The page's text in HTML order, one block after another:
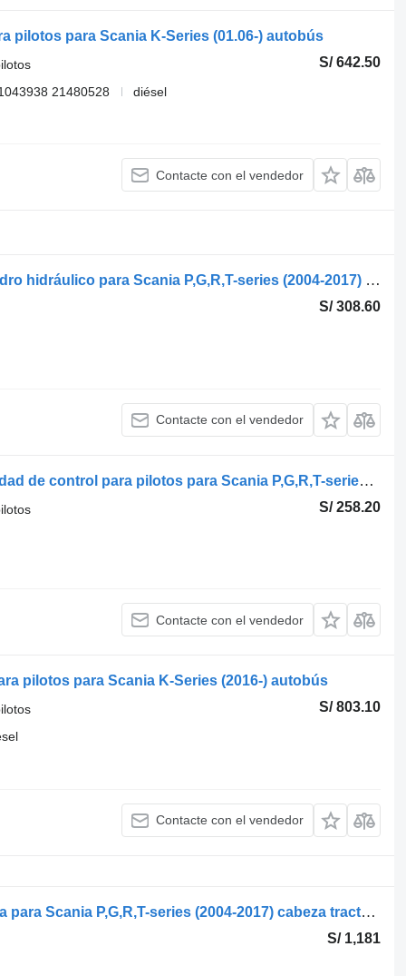
pilotos para Scania K-Series (01.06-) autobús
S/ 642.50
21480528
diésel
Contacte con el vendedor
Scania G-Series (01.09-) 1848921 cilindro hidráulico para Scania P,G,R,T-series (2004-2017) cabeza tractora
S/ 308.60
Contacte con el vendedor
Hyva R-series (01.04-) 14752165H unidad de control para pilotos para Scania P,G,R,T-series (2004-2017) cabeza tractora
S/ 258.20
Contacte con el vendedor
pilotos para Scania K-Series (2016-) autobús
S/ 803.10
Contacte con el vendedor
Eaton 411AK00155A bomba hidráulica para Scania P,G,R,T-series (2004-2017) cabeza tractora
S/ 1,181